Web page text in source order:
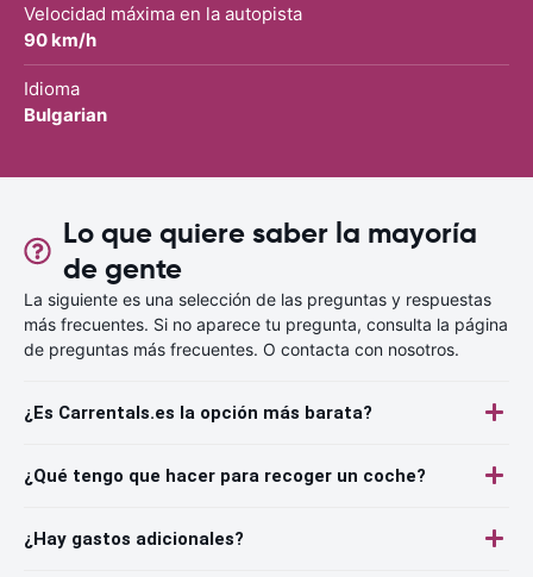
Velocidad máxima en la autopista
90 km/h
Idioma
Bulgarian
Lo que quiere saber la mayoría
de gente
La siguiente es una selección de las preguntas y respuestas
más frecuentes. Si no aparece tu pregunta, consulta la página
de preguntas más frecuentes. O contacta con nosotros.
¿Es Carrentals.es la opción más barata?
¿Qué tengo que hacer para recoger un coche?
¿Hay gastos adicionales?